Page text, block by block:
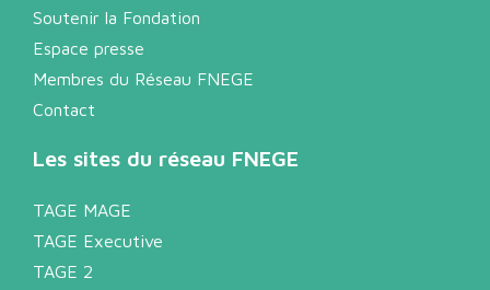
Soutenir la Fondation
Espace presse
Membres du Réseau FNEGE
Contact
Les sites du réseau FNEGE
TAGE MAGE
TAGE Executive
TAGE 2